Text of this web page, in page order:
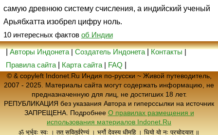
самую древнюю систему счисления, а индийский ученый
Арьябхатта изобрел цифру ноль.
10 интересных фактов об Индии
|Авторы Индонета|Создатель Индонета|Контакты|
Правила сайта
Карта сайта | FAQ
© & copyleft Indonet.Ru Индия по-русски ~ Живой путеводитель,
2007 - 2025. Материалы сайта могут содержать информацию, не
предназначенную для лиц, не достигших 18 лет.
РЕПУБЛИКАЦИЯ без указания Автора и гиперссылки на источник
ЗАПРЕЩЕНА. Подробнее О правилах размещения и
использования материалов Indonet.Ru
ॐ भूर्भुवः स्वः । तत् सवितुर्वरेण्यं । भर्गो देवस्य धीमहि । धियो यो नः प्रचोदयात् ॥